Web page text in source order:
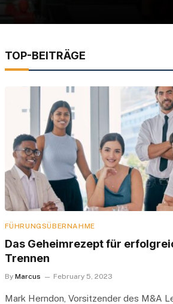
TOP-BEITRÄGE
FÜHRUNGSÜBERNAHME
Das Geheimrezept für
Trennen
By Marcus February 5, 2023
Mark Herndon, Vorsitzender des M&A